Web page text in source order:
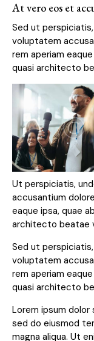
At vero eos et
Sed ut
voluptatem
rem aperiam
quasi architecto
Ut perspiciatis,
accusantium
eaque ipsa, quae
architecto beatae
Sed ut
voluptatem
rem aperiam
quasi architecto
Lorem ipsum
sed do eiusmod
magna aliqua. Ut